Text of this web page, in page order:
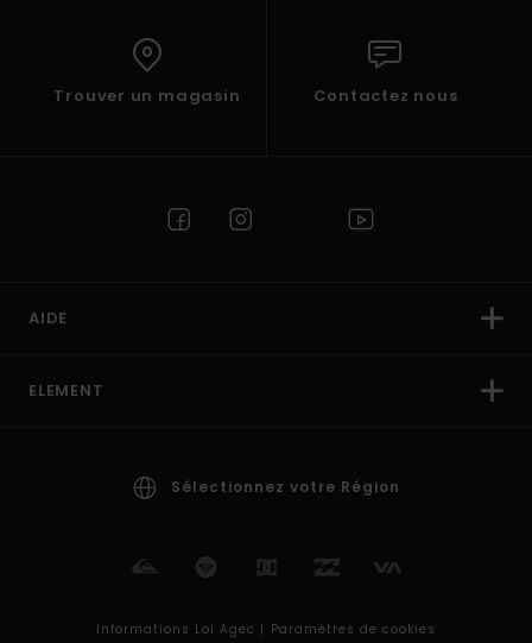
Trouver un magasin Contactez nous
AIDE
ELEMENT
Sélectionnez votre Région
Informations Loi Agec | Paramètres de cookies